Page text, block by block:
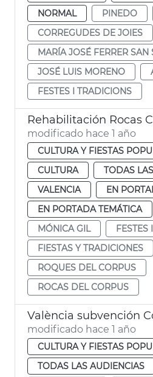
NORMAL
PINEDO
CORREGUDES DE JOIES
MARÍA JOSÉ FERRER SAN
JOSÉ LUIS MORENO
FESTES I TRADICIONS
Rehabilitación Rocas
modificado hace 1 año
CULTURA Y FIESTAS
CULTURA
TODAS
VALENCIA
EN
EN PORTADA TEMÁTICA
MÓNICA GIL
FESTES
FIESTAS Y TRADICIONES
ROQUES DEL CORPUS
ROCAS DEL CORPUS
València subvención
modificado hace 1 año
CULTURA Y FIESTAS
TODAS LAS AUDIENCIAS